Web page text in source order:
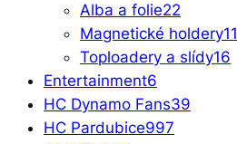
Alba a folie22
Magnetické holdery11
Toploadery a slídy16
Entertainment6
HC Dynamo Fans39
HC Pardubice997